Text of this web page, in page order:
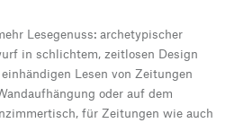
Lesegenuss: archetypischer
in schlichtem, zeitlosen Design
Lesen von Zeitungen
oder auf dem
für Zeitungen wie auch